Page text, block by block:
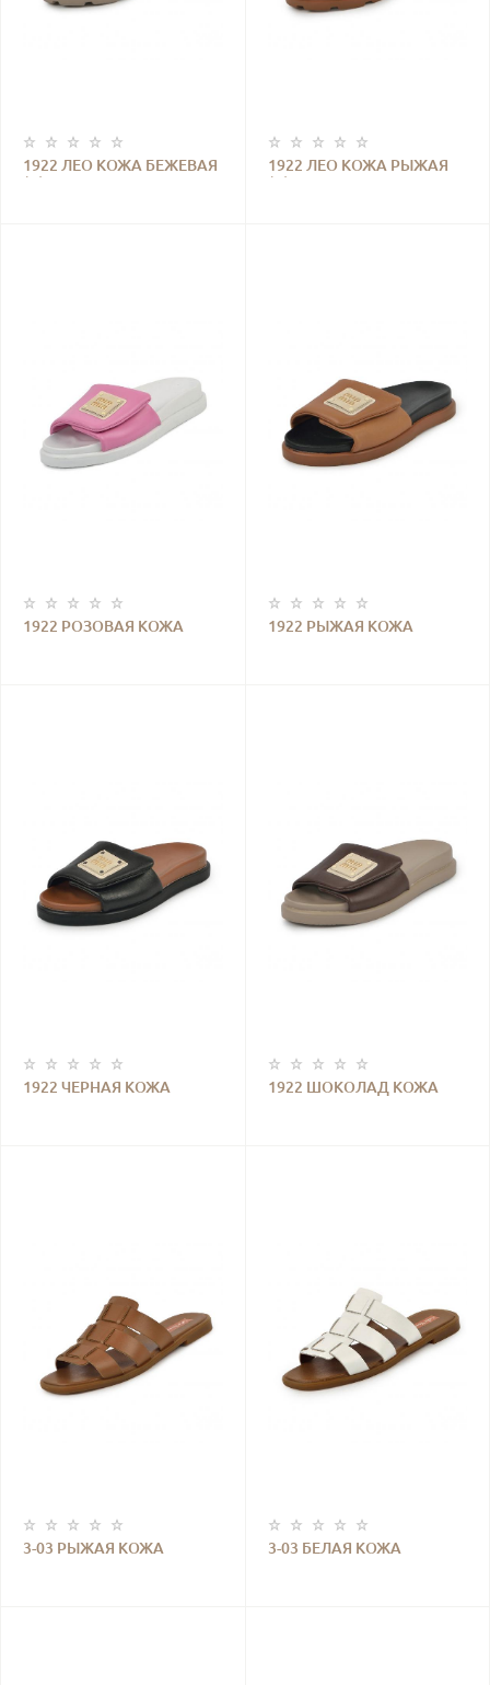
1922 ЛЕО КОЖА БЕЖЕВАЯ
(П)
1922 ЛЕО КОЖА РЫЖАЯ
(П)
1922 РОЗОВАЯ КОЖА 1922 РЫЖАЯ КОЖА
1922 ЧЕРНАЯ КОЖА 1922 ШОКОЛАД КОЖА
3-03 РЫЖАЯ КОЖА 3-03 БЕЛАЯ КОЖА